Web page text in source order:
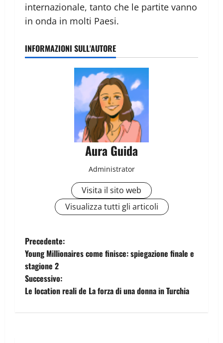
internazionale, tanto che le partite vanno
in onda in molti Paesi.
INFORMAZIONI SULL'AUTORE
Aura Guida
Administrator
Visita il sito web
Visualizza tutti gli articoli
Precedente:
Young Millionaires come finisce: spiegazione finale e
stagione 2
Successivo:
Le location reali de La forza di una donna in Turchia